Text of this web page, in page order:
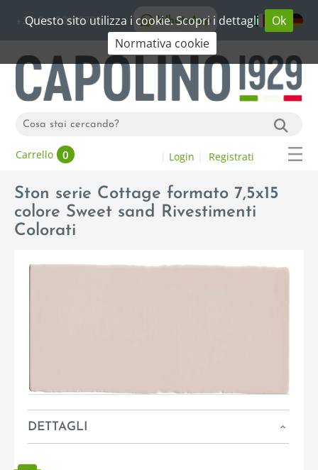
Questo sito utilizza i cookie. Scopri i dettagli
Ok
Normativa cookie
+39 06 20192773 WhatsApp
Carrello 0 Login Registrati
Ston serie Cottage formato 7,5x15
colore Sweet sand Rivestimenti
Colorati
DETTAGLI